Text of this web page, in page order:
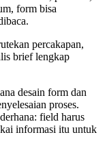
form bisa
percakapan,
brief lengkap
desain form dan
proses.
field harus
informasi itu untuk